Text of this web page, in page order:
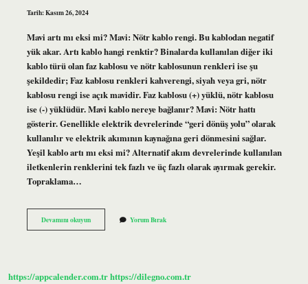
Tarih: Kasım 26, 2024
Mavi artı mı eksi mi? Mavi: Nötr kablo rengi. Bu kablodan negatif
yük akar. Artı kablo hangi renktir? Binalarda kullanılan diğer iki
kablo türü olan faz kablosu ve nötr kablosunun renkleri ise şu
şekildedir; Faz kablosu renkleri kahverengi, siyah veya gri, nötr
kablosu rengi ise açık mavidir. Faz kablosu (+) yüklü, nötr kablosu
ise (-) yüklüdür. Mavi kablo nereye bağlanır? Mavi: Nötr hattı
gösterir. Genellikle elektrik devrelerinde “geri dönüş yolu” olarak
kullanılır ve elektrik akımının kaynağına geri dönmesini sağlar.
Yeşil kablo artı mı eksi mi? Alternatif akım devrelerinde kullanılan
iletkenlerin renklerini tek fazlı ve üç fazlı olarak ayırmak gerekir.
Topraklama…
Devamını okuyunMavi
Kablo
Yorum Bırak
https://appcalender.com.trhttps://dilegno.com.tr